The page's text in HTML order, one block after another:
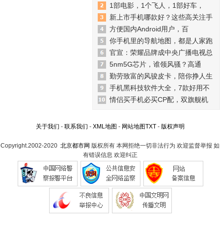
1部电影，1个飞人，1部好车，
新上市手机哪款好？这些高关注手
方便国内Android用户，百
你手机里的导航地图，都是人家跑
官宣：荣耀品牌成中央广播电视总
5nm5G芯片，谁领风骚？高通
勤劳致富的风骏皮卡，陪你挣人生
手机黑科技软件大全，7款好用不
情侣买手机必买CP配，双旗舰机
关于我们 - 联系我们 - XML地图 - 网站地图TXT- 版权声明
Copyright.2002-2020 北京都市网 版权所有 本网拒绝一切非法行为 欢迎监督举报 如
有错误信息 欢迎纠正